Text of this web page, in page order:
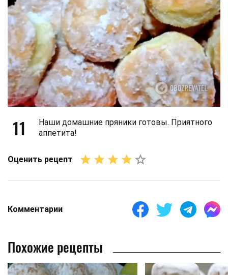
11
Наши домашние пряники готовы. Приятного
аппетита!
Оценить рецепт
Комментарии
Похожие рецепты